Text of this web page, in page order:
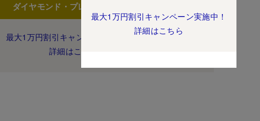
ダイヤモンド・プレミアムに登録
最大1万円割引キャンペーン実施中！
詳細はこちら
最大1万円割引キャンペーン実施中！
詳細はこちら